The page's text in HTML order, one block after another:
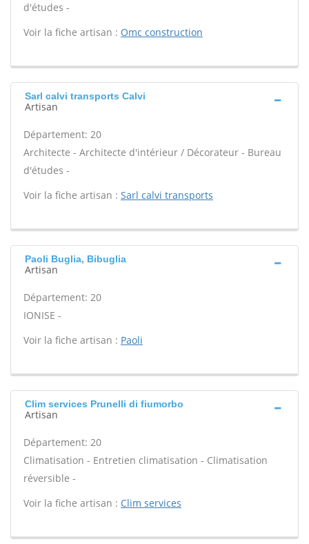
d'études -
Voir la fiche artisan : Omc construction
Sarl calvi transports Calvi
Artisan
Département: 20
Architecte - Architecte d'intérieur / Décorateur - Bureau
d'études -
Voir la fiche artisan : Sarl calvi transports
Paoli Buglia, Bibuglia
Artisan
Département: 20
IONISE -
Voir la fiche artisan : Paoli
Clim services Prunelli di fiumorbo
Artisan
Département: 20
Climatisation - Entretien climatisation - Climatisation
réversible -
Voir la fiche artisan : Clim services